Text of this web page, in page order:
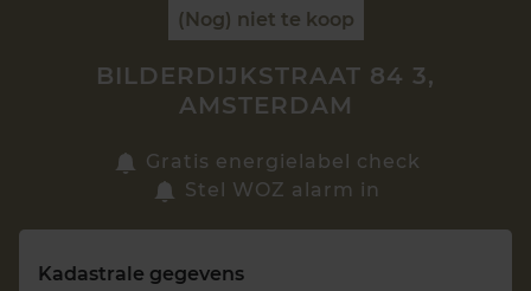
Vragen? Neem contact met ons op
088 220 4200
(Nog) niet te koop
BILDERDIJKSTRAAT 84 3,
AMSTERDAM
Gratis energielabel check
Stel WOZ alarm in
Kadastrale gegevens